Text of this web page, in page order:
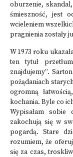
oburzenie,
śmieszność, jest
wcieleniem
pragnienia zostały
W 1973 roku
ten tytuł
znajdujemy”.
pożądaniach
ogromną
kochania. Byle co
Wypisałam sobie
zakochują się w
pogardą. Stare
rozumiem, że
się za czas,